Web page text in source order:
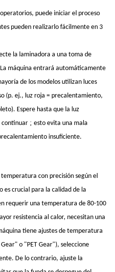
puede iniciar el proceso
pueden realizarlo fácilmente en 3
la laminadora a una toma de
máquina entrará automáticamente
de los modelos utilizan luces
(p. ej., luz roja = precalentamiento,
Espere hasta que la luz
continuar ; esto evita una mala
insuficiente.
con precisión según el
es crucial para la calidad de la
requerir una temperatura de 80-100
resistencia al calor, necesitan una
tiene ajustes de temperatura
o "PET Gear"), seleccione
De lo contrario, ajuste la